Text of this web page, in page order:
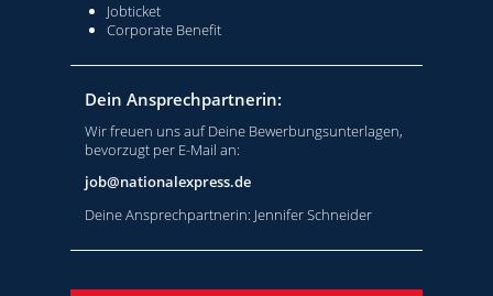
Jobticket
Corporate Benefit
Dein Ansprechpartnerin:
Wir freuen uns auf Deine Bewerbungsunterlagen,
bevorzugt per E-Mail an:
job@nationalexpress.de
Deine Ansprechpartnerin: Jennifer Schneider